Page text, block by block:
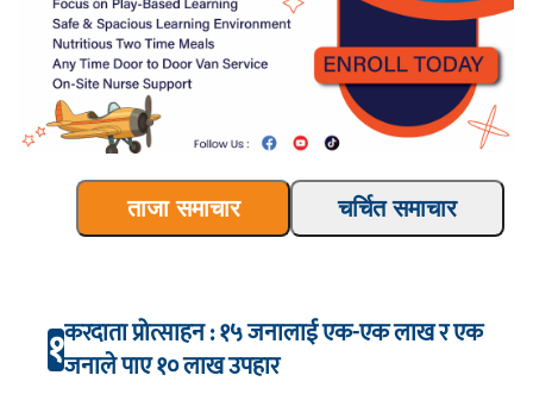
ताजा समाचार चर्चित समाचार
१करदाता प्रोत्साहन : १५ जनालाई एक-एक लाख र एक
जनाले पाए १० लाख उपहार